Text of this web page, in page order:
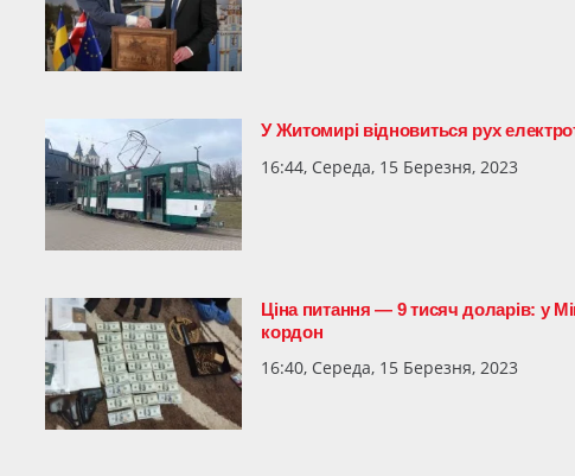
У Житомирі відновиться рух
16:44, Середа, 15 Березня, 2023
Ціна питання — 9 тисяч доларів: у
кордон
16:40, Середа, 15 Березня, 2023